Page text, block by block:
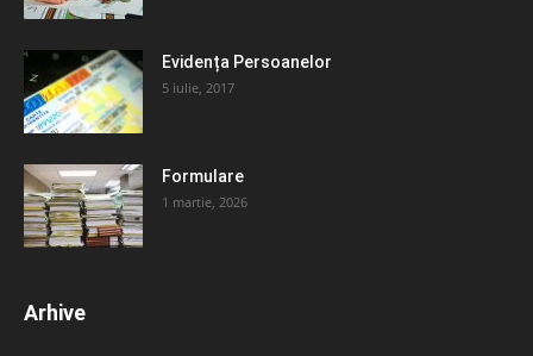
Evidența Persoanelor
5 iulie, 2017
Formulare
1 martie, 2026
Arhive